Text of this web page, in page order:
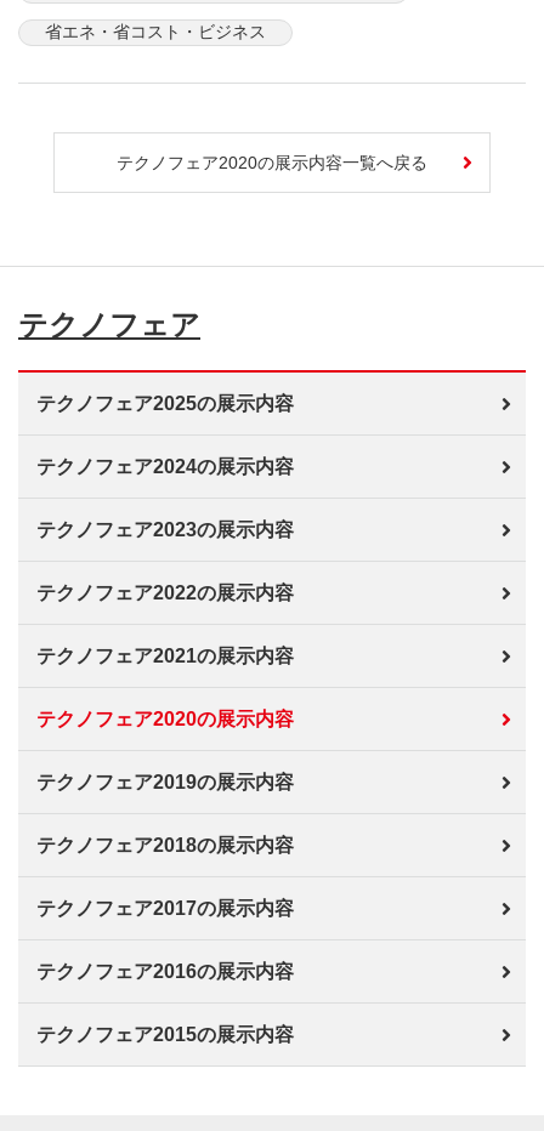
省エネ・省コスト・ビジネス
テクノフェア2020の展示内容一覧へ戻る
テクノフェア
テクノフェア2025の展示内容
テクノフェア2024の展示内容
テクノフェア2023の展示内容
テクノフェア2022の展示内容
テクノフェア2021の展示内容
テクノフェア2020の展示内容
テクノフェア2019の展示内容
テクノフェア2018の展示内容
テクノフェア2017の展示内容
テクノフェア2016の展示内容
テクノフェア2015の展示内容